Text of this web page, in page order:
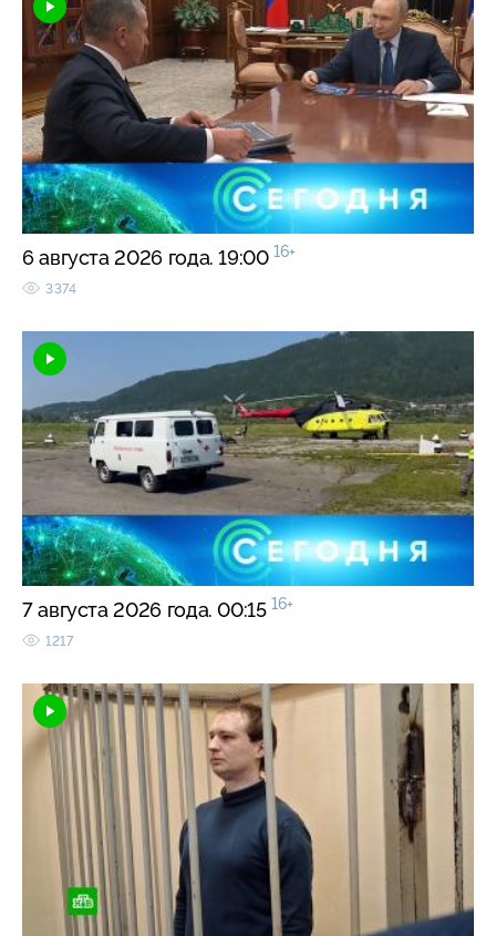
6 августа 2026 года. 19:00 16+
3374
7 августа 2026 года. 00:15 16+
1217